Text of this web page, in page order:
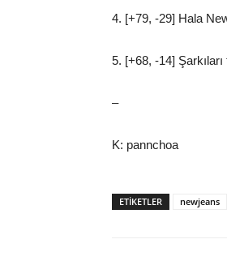
4. [+79, -29] Hala
5. [+68, -14]
–
K: pannchoa
ETIKETLER newjeans